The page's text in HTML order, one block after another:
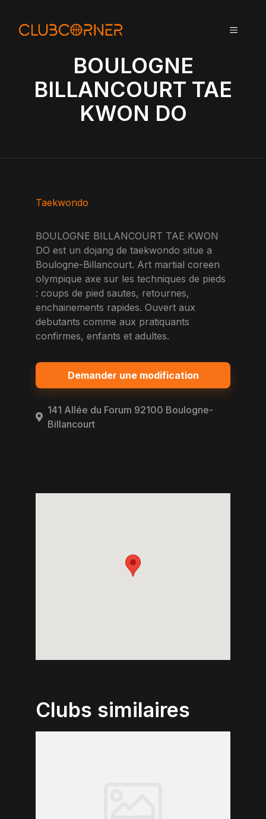
MENU
BOULOGNE
BILLANCOURT TAE
KWON DO
Taekwondo
BOULOGNE BILLANCOURT TAE KWON
DO est un dojang de taekwondo situe a
Boulogne-Billancourt. Art martial coreen
olympique axe sur les techniques de pieds
: coups de pied sautes, retournes,
enchainements rapides. Ouvert aux
debutants comme aux pratiquants
confirmes, enfants et adultes.
Demander une modification
141 Allée du Forum 92100 Boulogne-
Billancourt
Clubs similaires